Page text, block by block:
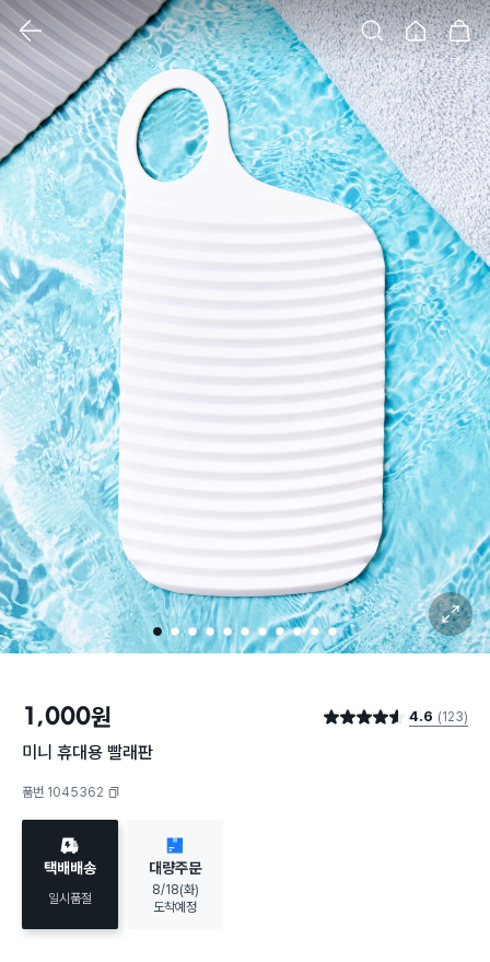
검색 홈 장바구니
클릭 시 이미지 확대 보기 팝업 열림
1 2 3 4 5 6 7 8 9 1011
확대 보기
1,000원 별점 4.6점 4.6 (123)
미니 휴대용 빨래판
품번 1045362
택배배송
일시품절
대량주문
8/18(화)
도착예정